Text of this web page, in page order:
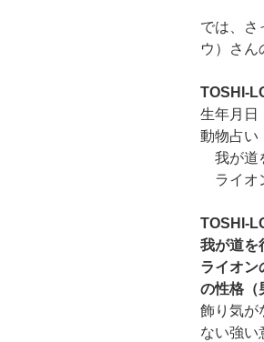
では、さ
ウ）さん
TOSHI-
生年月日
動物占い
我が道
ライオ
TOSHI-
我が道を
ライオン
の性格（
飾り気が
ない強い